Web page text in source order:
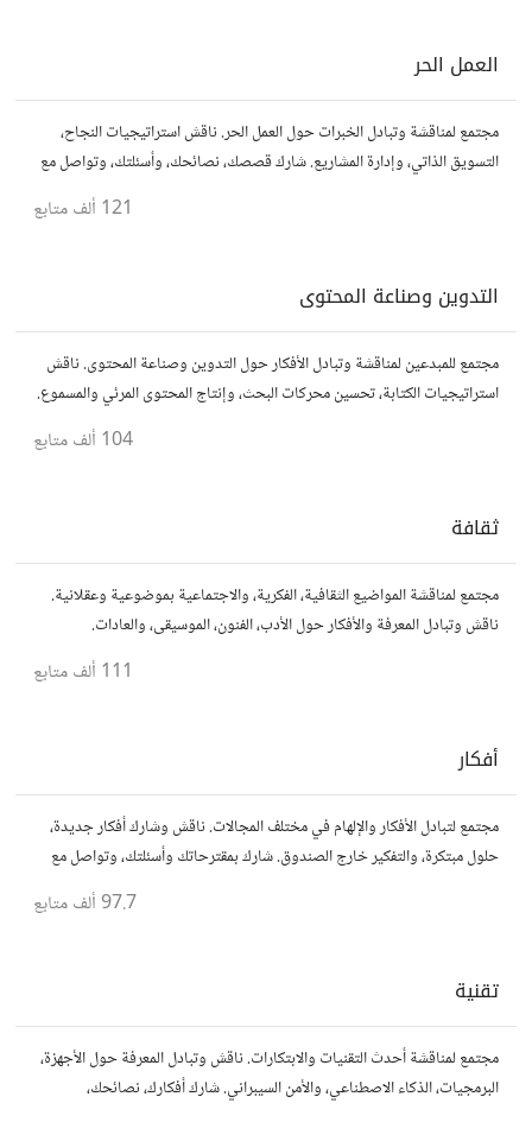
العمل الحر
مجتمع لمناقشة وتبادل الخبرات حول العمل الحر. ناقش استراتيجيات النجاح،
التسويق الذاتي، وإدارة المشاريع. شارك قصصك، نصائحك، وأسئلتك، وتواصل مع
121 ألف متابع
التدوين وصناعة المحتوى
مجتمع للمبدعين لمناقشة وتبادل الأفكار حول التدوين وصناعة المحتوى. ناقش
استراتيجيات الكتابة، تحسين محركات البحث، وإنتاج المحتوى المرئي والمسموع.
104 ألف متابع
ثقافة
مجتمع لمناقشة المواضيع الثقافية، الفكرية، والاجتماعية بموضوعية وعقلانية.
ناقش وتبادل المعرفة والأفكار حول الأدب، الفنون، الموسيقى، والعادات.
111 ألف متابع
أفكار
مجتمع لتبادل الأفكار والإلهام في مختلف المجالات. ناقش وشارك أفكار جديدة،
حلول مبتكرة، والتفكير خارج الصندوق. شارك بمقترحاتك وأسئلتك، وتواصل مع
97.7 ألف متابع
تقنية
مجتمع لمناقشة أحدث التقنيات والابتكارات. ناقش وتبادل المعرفة حول الأجهزة،
البرمجيات، الذكاء الاصطناعي، والأمن السيبراني. شارك أفكارك، نصائحك،